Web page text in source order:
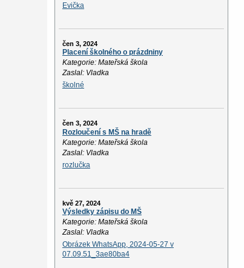
Evička
čen 3, 2024
Placení školného o prázdniny
Kategorie: Mateřská škola
Zaslal: Vladka
školné
čen 3, 2024
Rozloučení s MŠ na hradě
Kategorie: Mateřská škola
Zaslal: Vladka
rozlučka
kvě 27, 2024
Výsledky zápisu do MŠ
Kategorie: Mateřská škola
Zaslal: Vladka
Obrázek WhatsApp, 2024-05-27 v
07.09.51_3ae80ba4